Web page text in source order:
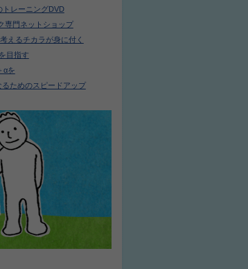
トレーニングDVD
専門ネットショップ
考えるチカラが身に付く
目指す
αを
ためのスピードアップ